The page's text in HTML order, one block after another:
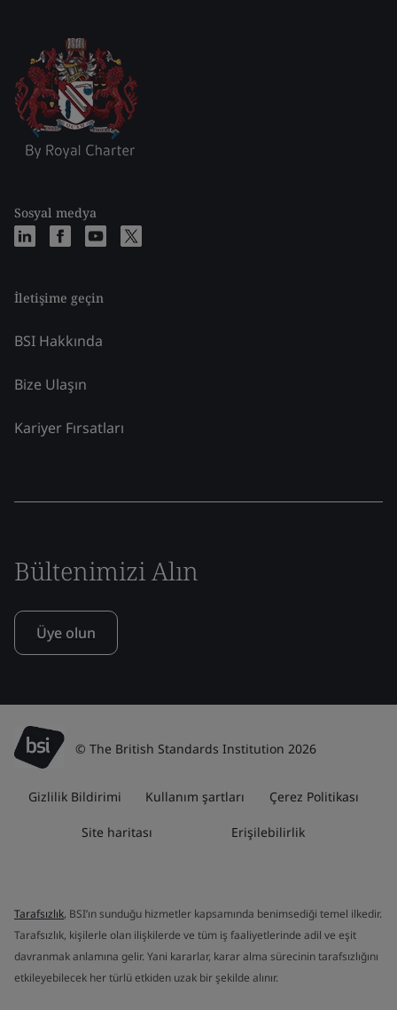
Sosyal medya
İletişime geçin
BSI Hakkında
Bize Ulaşın
Kariyer Fırsatları
Bültenimizi Alın
Üye olun
© The British Standards Institution 2026
Gizlilik Bildirimi Kullanım şartları Çerez Politikası
Site haritası Erişilebilirlik
Tarafsızlık, BSI’ın sunduğu hizmetler kapsamında benimsediği temel ilkedir.
Tarafsızlık, kişilerle olan ilişkilerde ve tüm iş faaliyetlerinde adil ve eşit
davranmak anlamına gelir. Yani kararlar, karar alma sürecinin tarafsızlığını
etkileyebilecek her türlü etkiden uzak bir şekilde alınır.